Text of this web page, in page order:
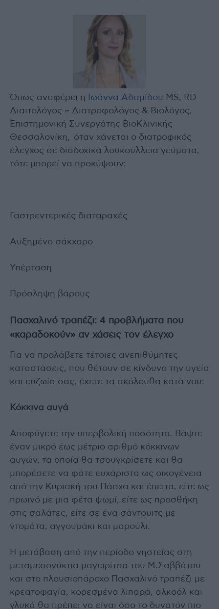
Όπως αναφέρει η Ιωάννα Αδαμίδου MS, RD
Διαιτολόγος – Διατροφολόγος & Βιολόγος,
Επιστημονική Συνεργάτης ΒιοΚλινικής
Θεσσαλονίκη, όταν χάνεται ο διατροφικός
έλεγχος σε διαδοχικά λουκούλλεια γεύματα,
τότε μπορεί να προκύψουν:
Γαστρεντερικές διαταραχές
Αυξημένο σάκχαρο
Υπέρταση
Πρόσληψη βάρους
Πασχαλινό τραπέζι: 4 προβλήματα που
«καραδοκούν» αν χάσεις τον έλεγχο
Για να προλάβετε τέτοιες ανεπιθύμητες
καταστάσεις, που θέτουν σε κίνδυνο την υγεία
και ευζωία σας, έχετε τα ακόλουθα κατά νου:
Κόκκινα αυγά
Αποφύγετε την υπερβολική ποσότητα. Βάψτε
έναν μικρό έως μέτριο αριθμό κόκκινων
αυγών, τα οποία θα τσουγκρίσετε και θα
μπορέσετε να φάτε ευχάριστα ως οικογένεια
από την Κυριακή του Πάσχα και έπειτα, είτε ως
πρωινό με μια φέτα ψωμί, είτε ως προσθήκη
στις σαλάτες, είτε σε ένα σάντουιτς με
ντομάτα, αγγουράκι και μαρούλι.
Η μετάβαση από την περίοδο νηστείας στη
μεταμεσονύκτια μαγειρίτσα του Μ.Σαββάτου
και στο πλουσιοπάροχο Πασχαλινό τραπέζι με
κρεατοφαγία, κορεσμένα λιπαρά, αλκοόλ και
γλυκά θα πρέπει να είναι όσο το δυνατόν πιο